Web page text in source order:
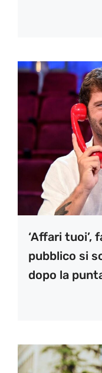
‘Affari tuoi’,
pubblico si
dopo la